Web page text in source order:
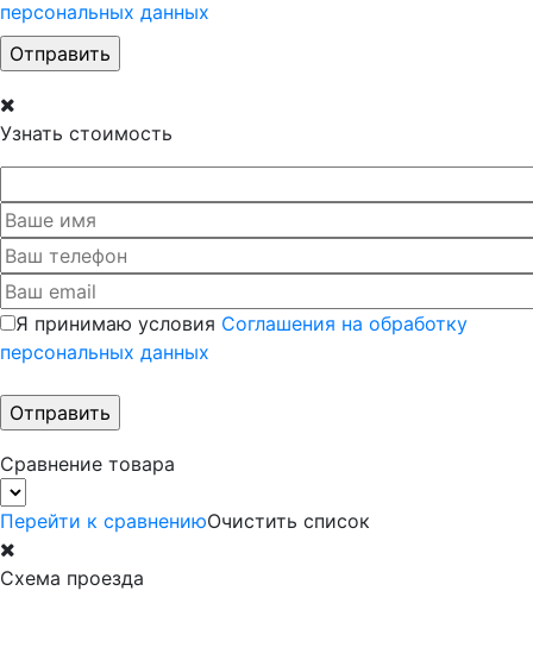
персональных данных
Узнать стоимость
Я принимаю условия Соглашения на обработку
персональных данных
Сравнение товара
Перейти к сравнениюОчистить список
Схема проезда